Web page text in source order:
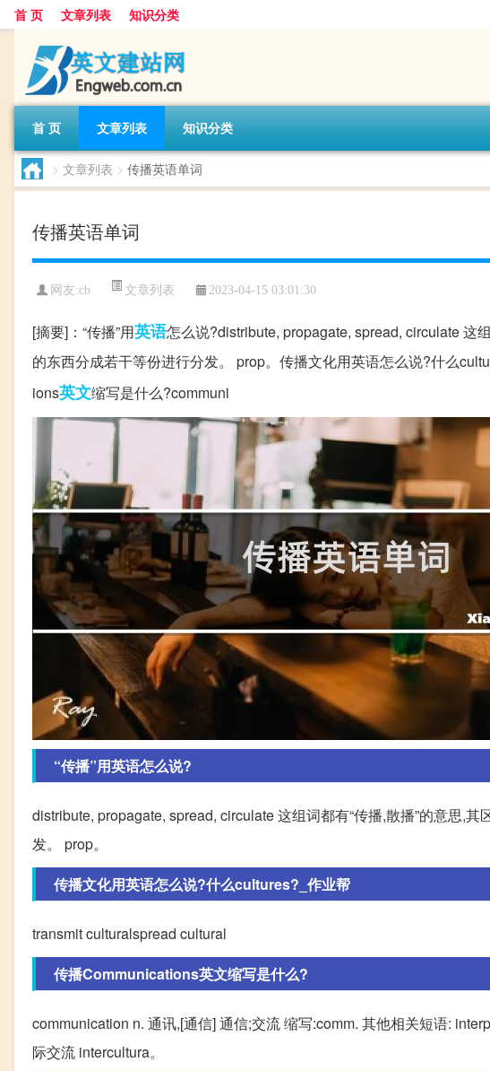
首 页 文章列表 知识分类
首 页 文章列表 知识分类
> 文章列表 > 传播英语单词
传播英语单词
网友:cb 文章列表 2023-04-15 03:01:30
[摘要]：“传播”用英语怎么说?distribute, propagate, spread, circulate 这
的东西分成若干等份进行分发。 prop。传播文化用英语怎么说?什么
ions英文缩写是什么?communi
“传播”用英语怎么说?
distribute, propagate, spread, circulate 这组词都有“传播,散播”的意思,
发。 prop。
传播文化用英语怎么说?什么cultures?_作业帮
transmit culturalspread cultural
传播Communications英文缩写是什么?
communication n. 通讯,[通信] 通信;交流 缩写:comm. 其他相关短语:
际交流 intercultura。